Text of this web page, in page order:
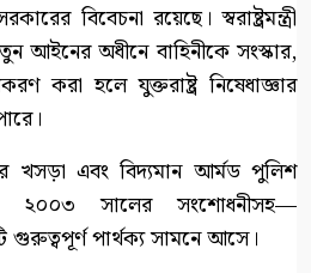
বিবেচনা রয়েছে। স্বরাষ্ট্রমন্ত্রী
আইনের অধীনে বাহিনীকে সংস্কার,
করা হলে যুক্তরাষ্ট্র নিষেধাজ্ঞার
খসড়া এবং বিদ্যমান আর্মড পুলিশ
২০০৩ সালের সংশোধনীসহ—
গুরুত্বপূর্ণ পার্থক্য সামনে আসে।